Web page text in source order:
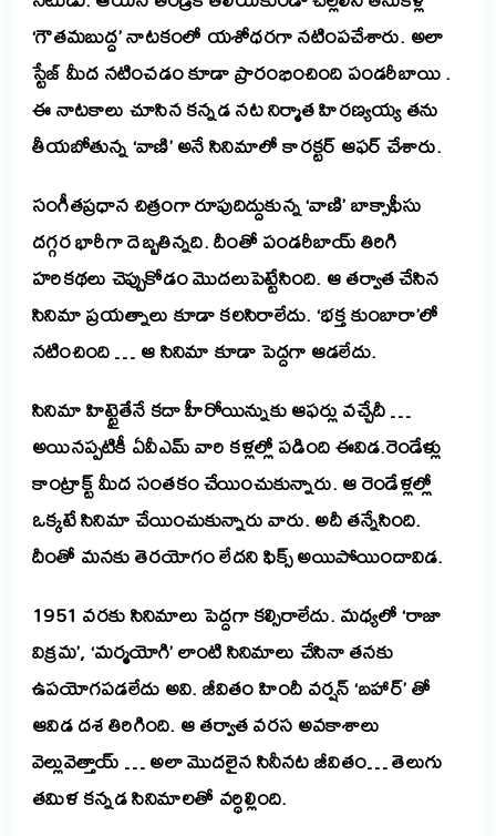
‘గౌత‌మ‌బుద్ద’ నాట‌కంలో య‌శోధ‌ర‌గా న‌టింపచేశారు. అలా
స్టేజ్ మీద న‌టించ‌డం కూడా ప్రారంభించింది పండ‌రీబాయి .
ఈ నాట‌కాలు చూసిన క‌న్న‌డ న‌ట నిర్మాత హిర‌ణ్య‌య్య త‌ను
తీయ‌బోతున్న ‘వాణి’ అనే సినిమాలో కార‌క్ట‌ర్ ఆఫ‌ర్ చేశారు.
సంగీతప్ర‌ధాన చిత్రంగా రూపుదిద్దుకున్న ‘వాణి’ బాక్సాఫీసు
ద‌గ్గ‌ర భారీగా దెబ్బ‌తిన్న‌ది.దీంతో పండ‌రీబాయ్ తిరిగి
హ‌రిక‌థ‌లు చెప్పుకోడం మొద‌లుపెట్టేసింది. ఆ త‌ర్వాత చేసిన
సినిమా ప్ర‌య‌త్నాలు కూడా క‌ల‌సిరాలేదు. ‘భ‌క్త కుంబారా’లో
న‌టించింది … ఆ సినిమా కూడా పెద్ద‌గా ఆడ‌లేదు.
సినిమా హిట్టైతేనే క‌దా హీరోయిన్నుకు ఆఫ‌ర్లు వ‌చ్చేదీ …
అయిన‌ప్ప‌టికీఏవీఎమ్వారి క‌ళ్ల‌ల్లో ప‌డింది ఈవిడ‌.రెండేళ్లు
కాంట్రాక్ట్ మీద సంత‌కం చేయించుకున్నారు. ఆ రెండేళ్ల‌ల్లో
ఒక్క‌టే సినిమా చేయించుకున్నారు వారు.అదీ త‌న్నేసింది.
దీంతో మ‌న‌కు తెర‌యోగం లేద‌ని ఫిక్స్ అయిపోయిందావిడ‌.
1951 వర‌కు సినిమాలు పెద్ద‌గా క‌ల్సిరాలేదు. మ‌ధ్య‌లో ‘రాజా
విక్ర‌మ‌’, ‘మ‌ర్మ‌యోగి’ లాంటి సినిమాలు చేసినా త‌న‌కు
ఉప‌యోగ‌ప‌డ‌లేదు అవి.జీవితం హిందీ వ‌ర్ష‌న్ ‘బ‌హార్’ తో
ఆవిడ ద‌శ తిరిగింది. ఆ త‌ర్వాత వ‌ర‌స అవ‌కాశాలు
వెల్లువెత్తాయ్ …అలా మొద‌లైన సినీన‌ట‌ జీవితం…తెలుగు
త‌మిళ క‌న్న‌డ సినిమాల‌తో వ‌ర్ధిల్లింది.